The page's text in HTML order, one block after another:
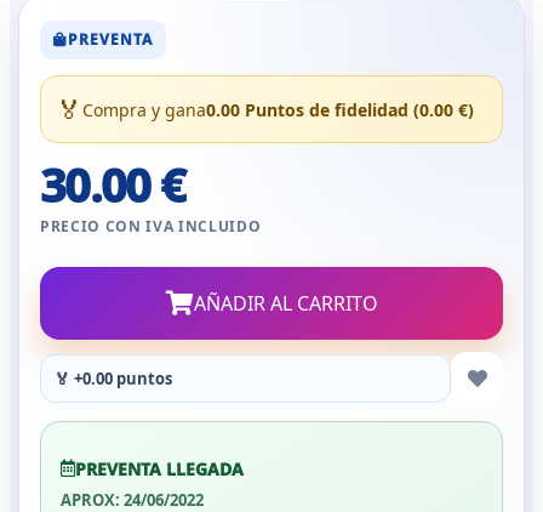
PREVENTA
🏅 Compra y gana0.00 Puntos de fidelidad (0.00 €)
30.00 €
PRECIO CON IVA INCLUIDO
AÑADIR AL CARRITO
🏅 +0.00 puntos
PREVENTA LLEGADA
APROX: 24/06/2022